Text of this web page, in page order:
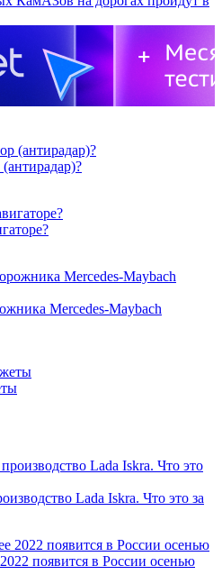
Mercedes-Maybach
Lada Iskra. Что это за
появится в России осенью